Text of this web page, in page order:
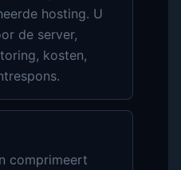
hosting. U
de server,
kosten,
comprimeert